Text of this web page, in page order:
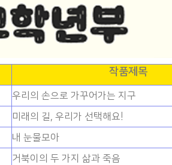
작품제목
우리의 손으로 가꾸어가는 지구
미래의 길, 우리가 선택해요!
내 눈물모아
거북이의 두 가지 삶과 죽음